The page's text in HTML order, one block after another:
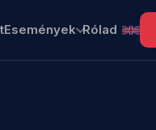
Események Rólad